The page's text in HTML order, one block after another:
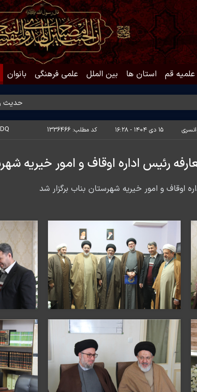
قم استان ها بین الملل علمی فرهنگی بانوان
حدیث روز |
۱۵ دی ۱۴۰۴ - ۱۶:۲۸ کد مطلب: 1336466
رئیس اداره اوقاف و امور خیریه
اوقاف و امور خیریه شهرستان بناب برگزار شد